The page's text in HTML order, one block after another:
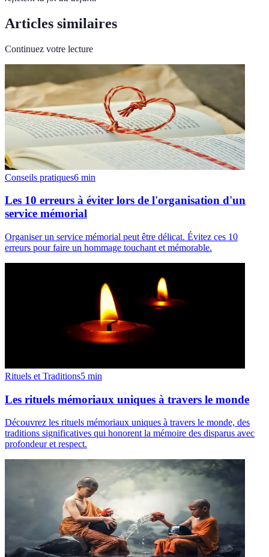
Articles similaires
Continuez votre lecture
Conseils pratiques6 min
Les 10 erreurs à éviter lors de l'organisation d'un
service mémorial
Organiser un service mémorial peut être délicat. Évitez ces 10
erreurs pour faire un hommage touchant et mémorable.
Rituels et Traditions5 min
Les rituels mémoriaux uniques à travers le monde
Découvrez les rituels mémoriaux uniques à travers le monde, des
traditions significatives qui honorent la mémoire des disparus avec
profondeur et respect.